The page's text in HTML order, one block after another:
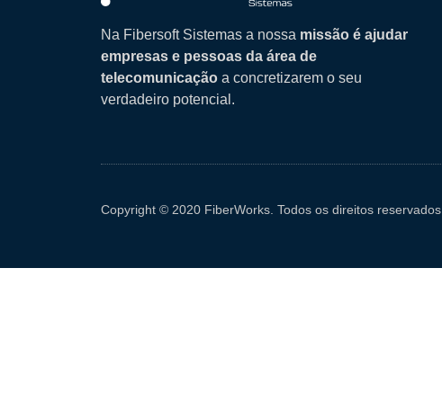
Na Fibersoft Sistemas a nossa missão é ajudar
empresas e pessoas da área de
telecomunicação a concretizarem o seu
verdadeiro potencial.
Copyright © 2020 FiberWorks. Todos os direitos reservados.